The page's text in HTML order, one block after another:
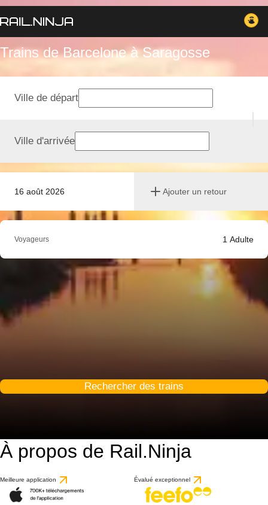
Trains de Barcelone à Saragosse
16 août 2026 Ajouter un retour
Ville de départ
Ville d'arrivée
Voyageurs 1 Adulte
Rechercher des trains
À propos de Rail.Ninja
Meilleure application Évalué exceptionnel
9.8 / 10
basé sur 36 avis